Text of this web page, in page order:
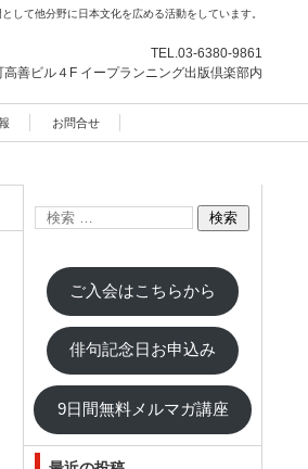
して他分野に日本文化を広める活動をしています。
TEL.03-6380-9861
高善ビル４F イープランニング出版倶楽部内
お問合せ
ご入会はこちらから
俳句記念日お申込み
9日間無料メルマガ講座